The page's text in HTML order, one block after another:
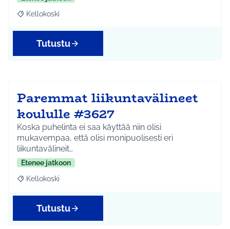
Rajaa tulokset teeman mukaan: Kellokoski
Kellokoski
Tutustu
Paremmat liikuntavälineet
koululle #3627
Koska puhelinta ei saa käyttää niin olisi
mukavempaa, että olisi monipuolisesti eri
liikuntavälineit…
Etenee jatkoon
Rajaa tulokset teeman mukaan: Kellokoski
Kellokoski
Tutustu